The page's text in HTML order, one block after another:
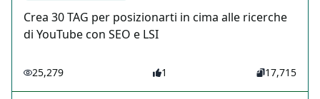
Crea 30 TAG per posizionarti in cima alle ricerche
di YouTube con SEO e LSI
25,279 1 17,715